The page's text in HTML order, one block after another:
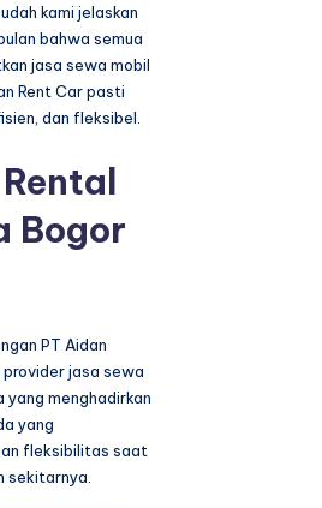
kami jelaskan
bahwa semua
jasa sewa mobil
Rent Car pasti
dan fleksibel.
Bogor
PT Aidan
jasa sewa
yang menghadirkan
yang
fleksibilitas saat
sekitarnya.